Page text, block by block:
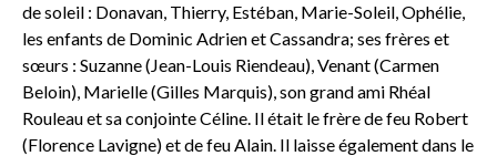
de soleil : Donavan, Thierry, Estéban, Marie-Soleil, Ophélie,
les enfants de Dominic Adrien et Cassandra; ses frères et
sœurs : Suzanne (Jean-Louis Riendeau), Venant (Carmen
Beloin), Marielle (Gilles Marquis), son grand ami Rhéal
Rouleau et sa conjointe Céline. Il était le frère de feu Robert
(Florence Lavigne) et de feu Alain. Il laisse également dans le